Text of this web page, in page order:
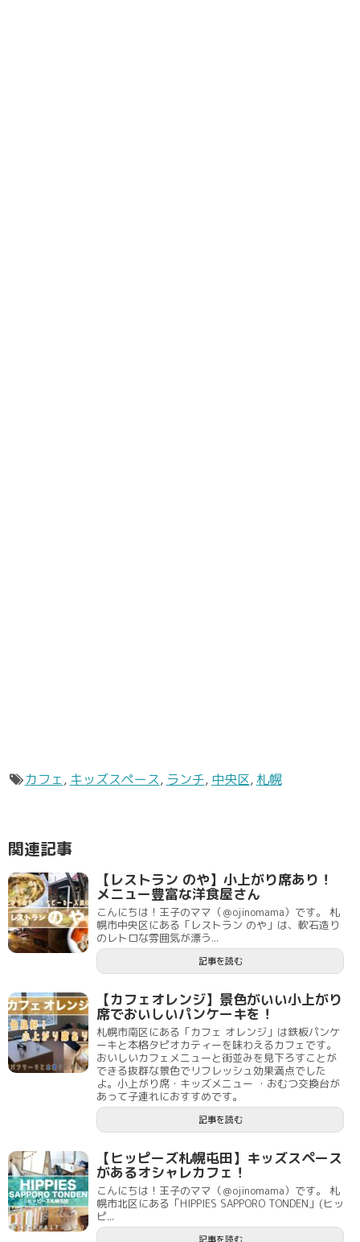
カフェ, キッズスペース, ランチ, 中央区,札幌
関連記事
【レストラン のや】小上がり席あり！
メニュー豊富な洋食屋さん
こんにちは！王子のママ（＠ojinomama）です。 札
幌市中央区にある「レストラン のや」は、軟石造り
のレトロな雰囲気が漂う...
記事を読む
【カフェオレンジ】景色がいい小上がり
席でおいしいパンケーキを！
札幌市南区にある「カフェ オレンジ」は鉄板パンケ
ーキと本格タピオカティーを味わえるカフェです。
おいしいカフェメニューと街並みを見下ろすことが
できる抜群な景色でリフレッシュ効果満点でした
よ。小上がり席・キッズメニュー ・おむつ交換台が
あって子連れにおすすめです。
記事を読む
【ヒッピーズ札幌屯田】キッズスペース
があるオシャレカフェ！
こんにちは！王子のママ（＠ojinomama）です。 札
幌市北区にある「HIPPIES SAPPORO TONDEN」(ヒッ
ピ...